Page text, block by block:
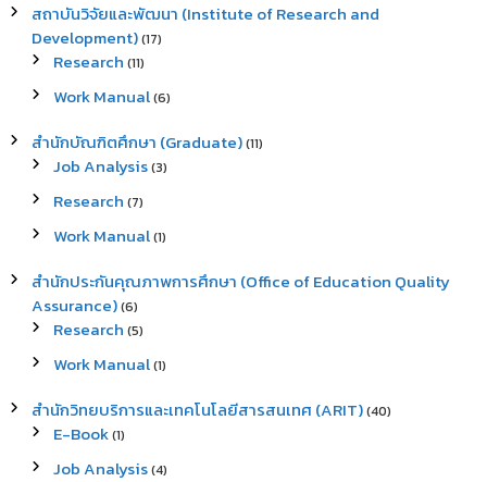
สถาบันวิจัยและพัฒนา (Institute of Research and
Development)(17)
Research (11)
Work Manual(6)
สำนักบัณฑิตศึกษา (Graduate)(11)
Job Analysis(3)
Research (7)
Work Manual(1)
สำนักประกันคุณภาพการศึกษา (Office of Education Quality
Assurance)(6)
Research (5)
Work Manual(1)
สำนักวิทยบริการและเทคโนโลยีสารสนเทศ (ARIT)(40)
E-Book(1)
Job Analysis(4)